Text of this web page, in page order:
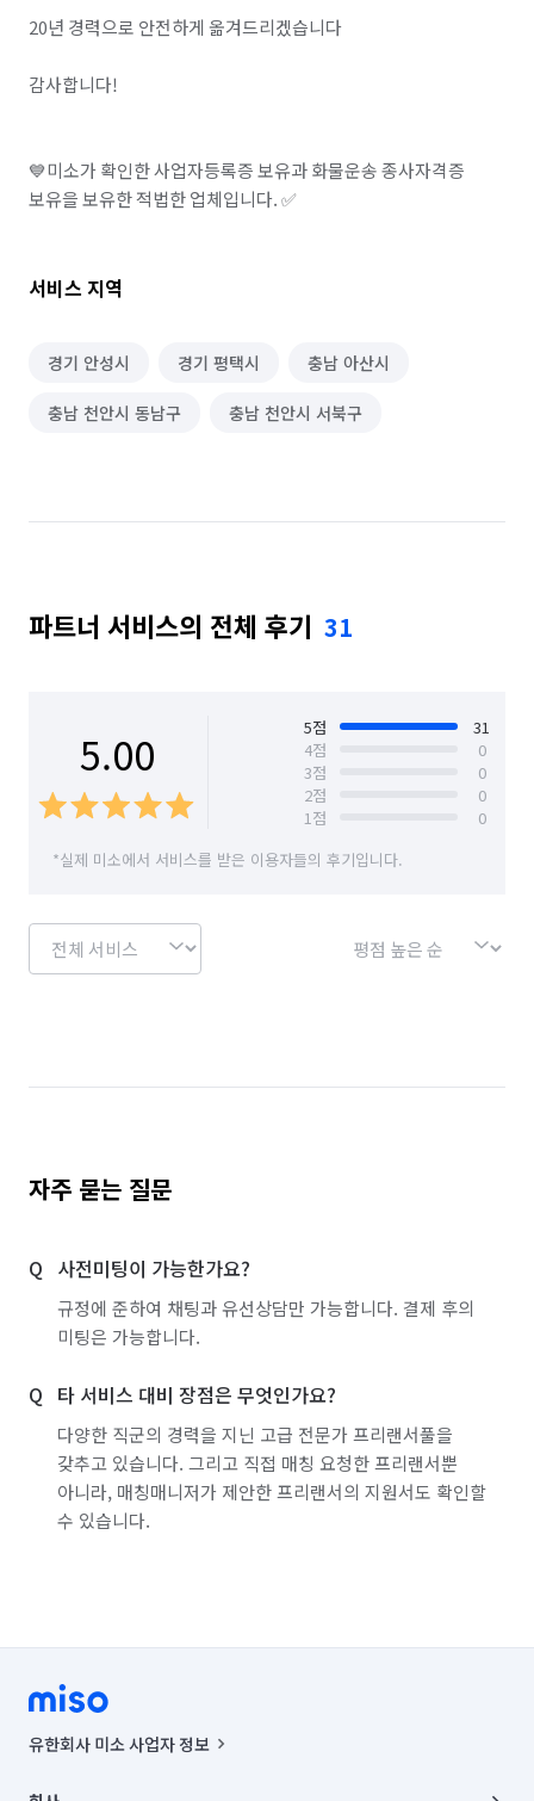
20년 경력으로 안전하게 옮겨드리겠습니다
감사합니다!
💙미소가 확인한 사업자등록증 보유과 화물운송 종사자격증
보유을 보유한 적법한 업체입니다. ✅
서비스 지역
경기 안성시 경기 평택시 충남 아산시
충남 천안시 동남구 충남 천안시 서북구
파트너 서비스의 전체 후기 31
5.00 5점
31
4점
0
3점
0
2점
0
1점
0
*실제 미소에서 서비스를 받은 이용자들의 후기입니다.
자주 묻는 질문
사전미팅이 가능한가요?
규정에 준하여 채팅과 유선상담만 가능합니다. 결제 후의
미팅은 가능합니다.
타 서비스 대비 장점은 무엇인가요?
다양한 직군의 경력을 지닌 고급 전문가 프리랜서풀을
갖추고 있습니다. 그리고 직접 매칭 요청한 프리랜서뿐
아니라, 매칭매니저가 제안한 프리랜서의 지원서도 확인할
수 있습니다.
유한회사 미소 사업자 정보